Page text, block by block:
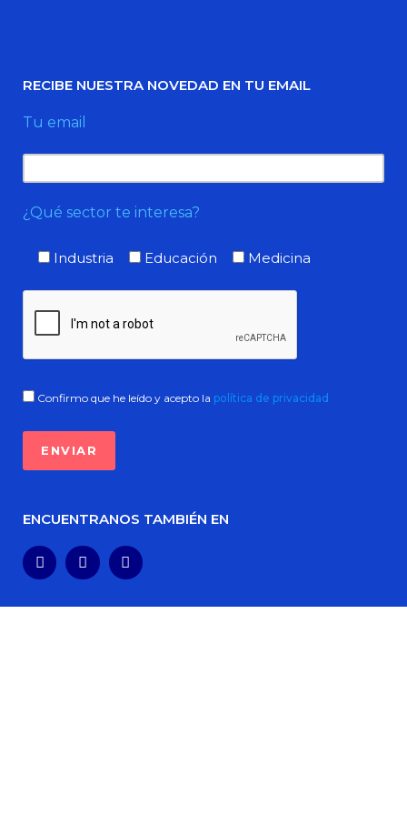
RECIBE NUESTRA NOVEDAD EN TU EMAIL
Tu email
¿Qué sector te interesa?
Industria Educación Medicina
Confirmo que he leído y acepto la política de privacidad
ENCUENTRANOS TAMBIÉN EN